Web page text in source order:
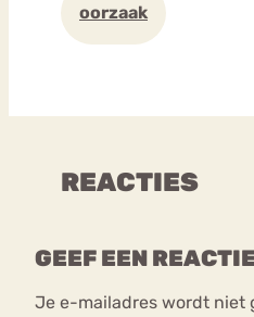
oorzaak
REACTIES
GEEF EEN REACTIE
Je e-mailadres wordt niet